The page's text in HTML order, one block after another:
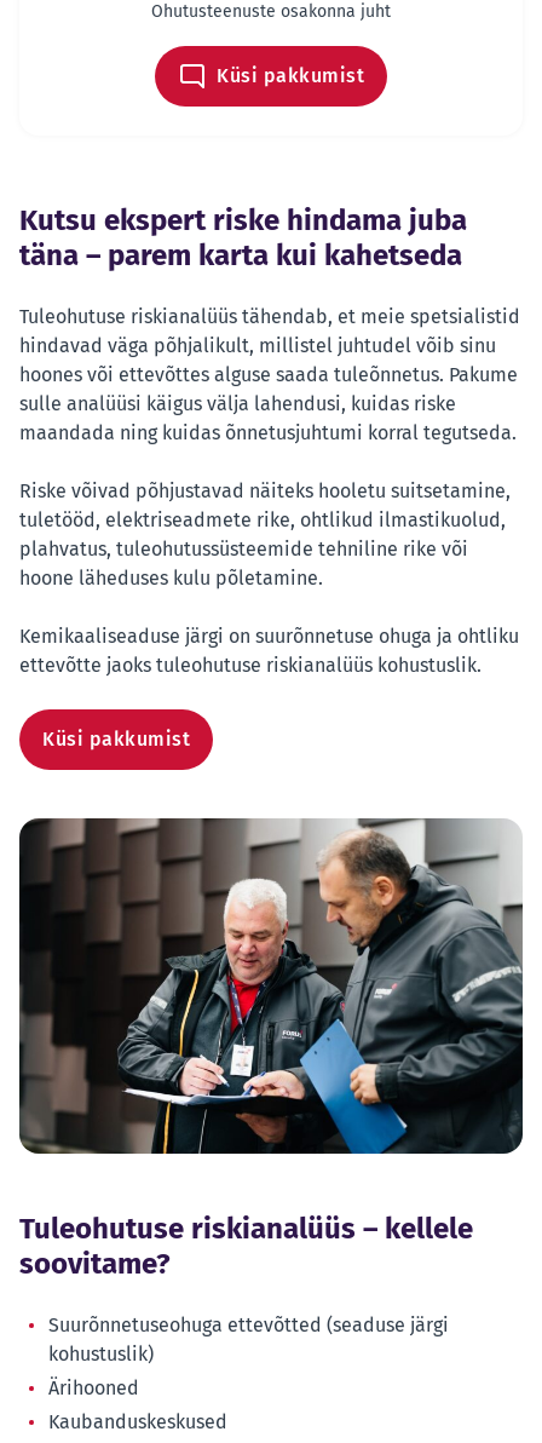
Ohutusteenuste osakonna juht
Küsi pakkumist
Kutsu ekspert riske hindama juba
täna – parem karta kui kahetseda
Tuleohutuse riskianalüüs tähendab, et meie spetsialistid
hindavad väga põhjalikult, millistel juhtudel võib sinu
hoones või ettevõttes alguse saada tuleõnnetus. Pakume
sulle analüüsi käigus välja lahendusi, kuidas riske
maandada ning kuidas õnnetusjuhtumi korral tegutseda.
Riske võivad põhjustavad näiteks hooletu suitsetamine,
tuletööd, elektriseadmete rike, ohtlikud ilmastikuolud,
plahvatus, tuleohutussüsteemide tehniline rike või
hoone läheduses kulu põletamine.
Kemikaaliseaduse järgi on suurõnnetuse ohuga ja ohtliku
ettevõtte jaoks tuleohutuse riskianalüüs kohustuslik.
Küsi pakkumist
Tuleohutuse riskianalüüs – kellele
soovitame?
Suurõnnetuseohuga ettevõtted (seaduse järgi
kohustuslik)
Ärihooned
Kaubanduskeskused